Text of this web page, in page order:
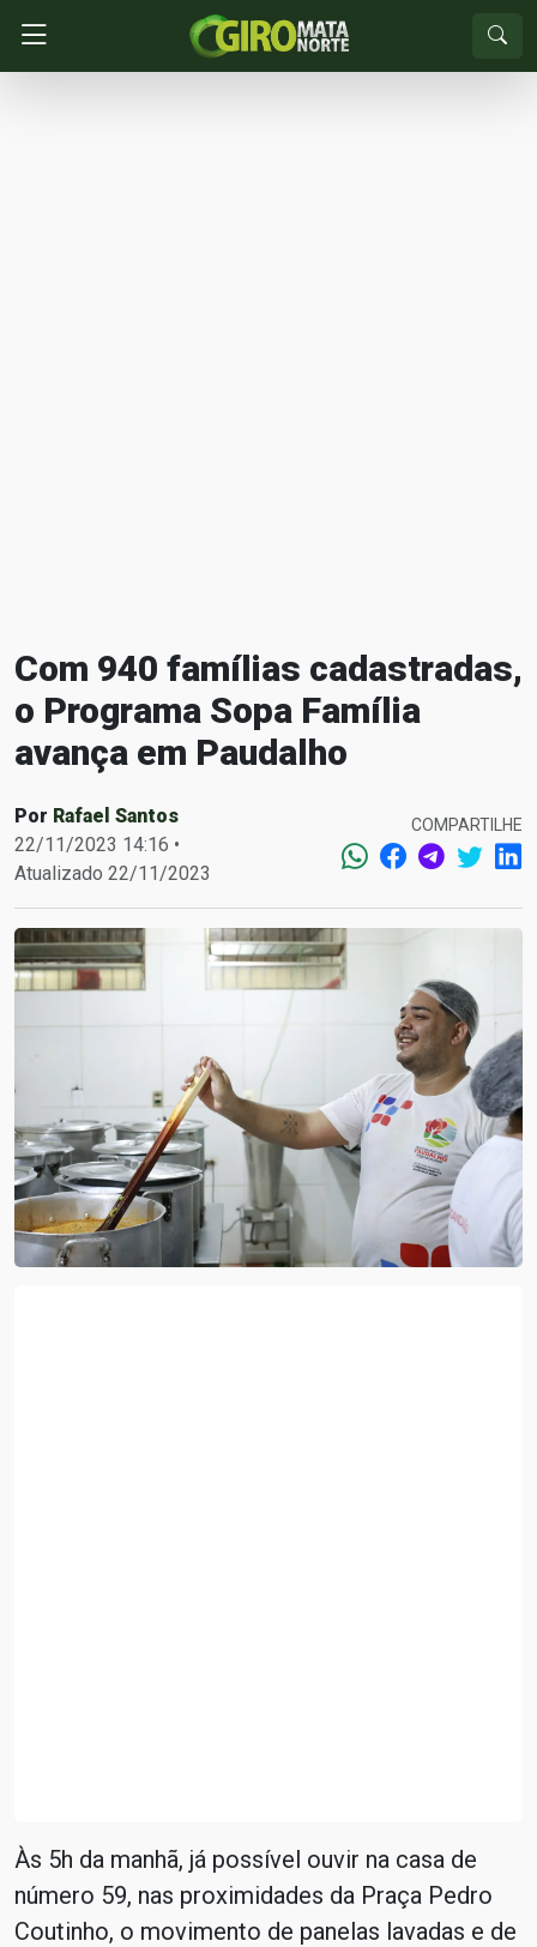
Com 940 famílias cadastradas,
o Programa Sopa Família
avança em Paudalho
Por Rafael Santos
22/11/2023 14:16 •
Atualizado 22/11/2023
COMPARTILHE
Às 5h da manhã, já possível ouvir na casa de
número 59, nas proximidades da Praça Pedro
Coutinho, o movimento de panelas lavadas e de